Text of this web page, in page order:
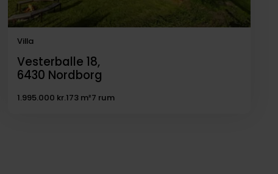
Villa
Vesterballe 18,
6430 Nordborg
1.995.000 kr.173 m²7 rum